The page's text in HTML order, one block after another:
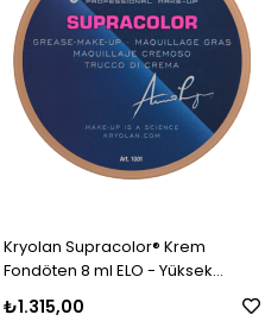
Kryolan Supracolor® Krem
Fondöten 8 ml ELO - Yüksek
Kapatıcı Özellikli Makyaj Ürünü
₺1.315,00